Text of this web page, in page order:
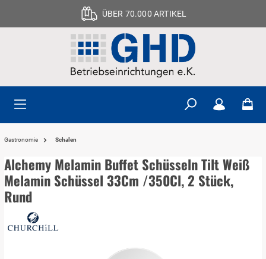
ÜBER 70.000 ARTIKEL
Gastronomie Schalen
Alchemy Melamin Buffet Schüsseln Tilt Weiß
Melamin Schüssel 33Cm /350Cl, 2 Stück,
Rund